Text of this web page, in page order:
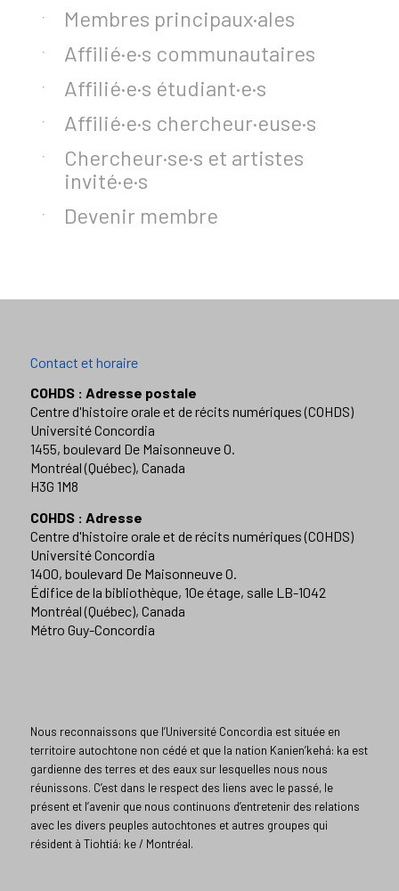
Membres principaux·ales
Affilié·e·s communautaires
Affilié·e·s étudiant·e·s
Affilié·e·s chercheur·euse·s
Chercheur·se·s et artistes
invité·e·s
Devenir membre
Contact et horaire
COHDS : Adresse postale
Centre d'histoire orale et de récits numériques (COHDS)
Université Concordia
1455, boulevard De Maisonneuve O.
Montréal (Québec), Canada
H3G 1M8
COHDS : Adresse
Centre d'histoire orale et de récits numériques (COHDS)
Université Concordia
1400, boulevard De Maisonneuve O.
Édifice de la bibliothèque, 10e étage, salle LB-1042
Montréal (Québec), Canada
Métro Guy-Concordia
Nous reconnaissons que l’Université Concordia est située en
territoire autochtone non cédé et que la nation Kanien’kehá: ka est
gardienne des terres et des eaux sur lesquelles nous nous
réunissons. C’est dans le respect des liens avec le passé, le
présent et l’avenir que nous continuons d’entretenir des relations
avec les divers peuples autochtones et autres groupes qui
résident à Tiohtiá: ke / Montréal.​